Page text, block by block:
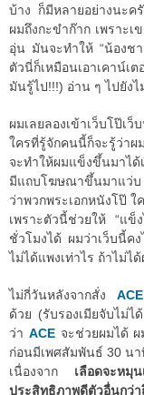
บ้าง ก็มีหลายอย่างนะค
ผมถึงกะขำก๊าก เพราะ
อุ่น มันจะทำให้ “น้องช
ตัวนี่ก็เหมือนเอาเคาน์เ
มันรู้ไป!!!) อ่าน ๆ ไปยัง
ผมเลยลองเข้าเว็บโป๊
ใครที่รู้จักคนนี้ก็จะรู้ว่าผ
จะทำให้ผมแข็งขึ้นมาไ
มีแถบโฆษณาขึ้นมาแว่บ
ว่าพวกพระเอกหนังโป๊
เพราะตัวนี้ช่วยให้ “แ
ชั่วโมงได้ ผมว่าเว็บนี้ค
ไม่ได้แพงเท่าไร ถ้าไม่ไ
ไม่กี่วันหลังจากสั่ง ACE
ด้วย (รับรองเมียจับไม่
ว่า ACEจะช่วยผมได้ ผ
ก่อนมีเพศสัมพันธ์ 30 น
เนื่องจาก เลือดจะหมุ
ประสิทธิภาพดีตัวอื่นกว่า